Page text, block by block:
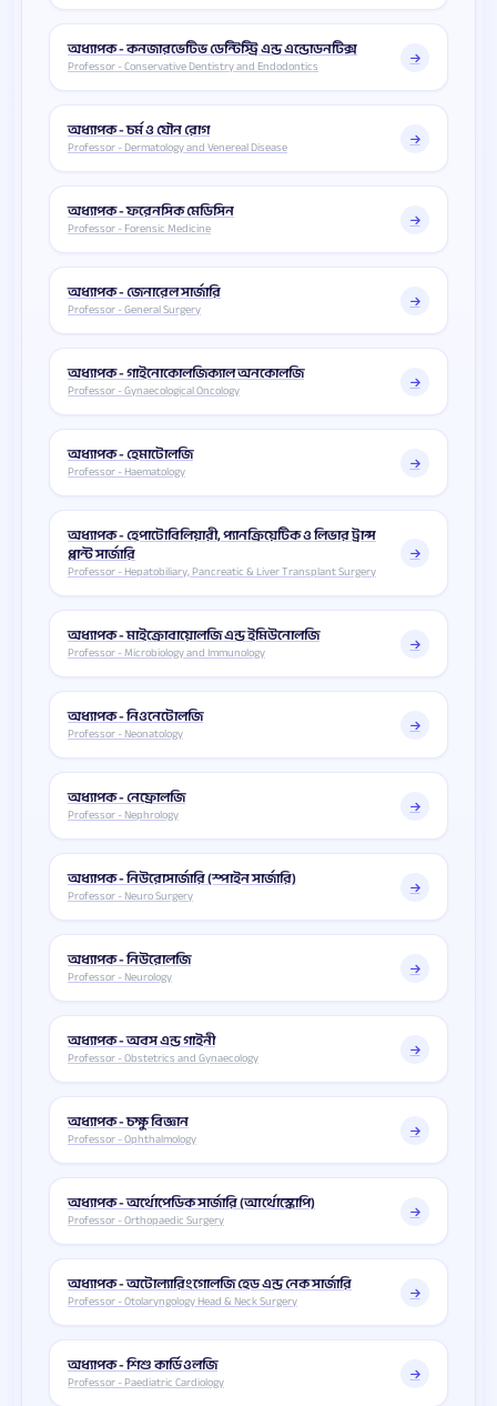
অধ্যাপক - কনজারভেটিভ ডেন্টিস্ট্রি এন্ড এন্ডোডনটিক্স
Professor - Conservative Dentistry and Endodontics
অধ্যাপক - চর্ম ও যৌন রোগ
Professor - Dermatology and Venereal Disease
অধ্যাপক - ফরেনসিক মেডিসিন
Professor - Forensic Medicine
অধ্যাপক - জেনারেল সার্জারি
Professor - General Surgery
অধ্যাপক - গাইনোকোলজিক্যাল অনকোলজি
Professor - Gynaecological Oncology
অধ্যাপক - হেমাটোলজি
Professor - Haematology
অধ্যাপক - হেপাটোবিলিয়ারী, প্যানক্রিয়েটিক ও লিভার ট্রান্স
প্লান্ট সার্জারি
Professor - Hepatobiliary, Pancreatic & Liver Transplant Surgery
অধ্যাপক - মাইক্রোবায়োলজি এন্ড ইমিউনোলজি
Professor - Microbiology and Immunology
অধ্যাপক - নিওনেটোলজি
Professor - Neonatology
অধ্যাপক - নেফ্রোলজি
Professor - Nephrology
অধ্যাপক - নিউরোসার্জারি (স্পাইন সার্জারি)
Professor - Neuro Surgery
অধ্যাপক - নিউরোলজি
Professor - Neurology
অধ্যাপক - অবস এন্ড গাইনী
Professor - Obstetrics and Gynaecology
অধ্যাপক - চক্ষু বিজ্ঞান
Professor - Ophthalmology
অধ্যাপক - অর্থোপেডিক সার্জারি (আর্থোস্কোপি)
Professor - Orthopaedic Surgery
অধ্যাপক - অটোল্যারিংগোলজি হেড এন্ড নেক সার্জারি
Professor - Otolaryngology Head & Neck Surgery
অধ্যাপক - শিশু কার্ডিওলজি
Professor - Paediatric Cardiology